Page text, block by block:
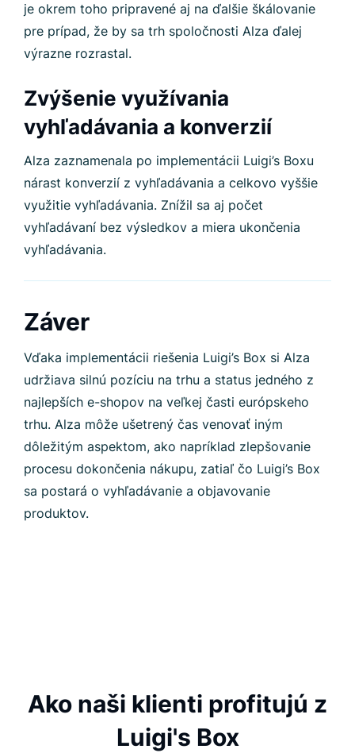
je okrem toho pripravené aj na ďalšie škálovanie
pre prípad, že by sa trh spoločnosti Alza ďalej
výrazne rozrastal.
Zvýšenie využívania
vyhľadávania a konverzií
Alza zaznamenala po implementácii Luigi’s Boxu
nárast konverzií z vyhľadávania a celkovo vyššie
využitie vyhľadávania. Znížil sa aj počet
vyhľadávaní bez výsledkov a miera ukončenia
vyhľadávania.
Záver
Vďaka implementácii riešenia Luigi’s Box si Alza
udržiava silnú pozíciu na trhu a status jedného z
najlepších e-shopov na veľkej časti európskeho
trhu. Alza môže ušetrený čas venovať iným
dôležitým aspektom, ako napríklad zlepšovanie
procesu dokončenia nákupu, zatiaľ čo Luigi’s Box
sa postará o vyhľadávanie a objavovanie
produktov.
Ako naši klienti profitujú z
Luigi's Box